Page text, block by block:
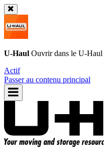
U-Haul Ouvrir dans le U-Haul
Actif
Passer au contenu principal